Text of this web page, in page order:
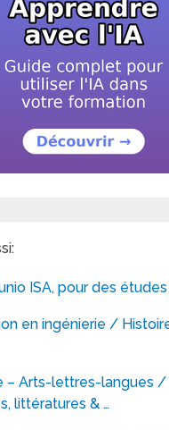
ISA, pour des études
en ingénierie /
– Arts-lettres-langues /
littératures & …